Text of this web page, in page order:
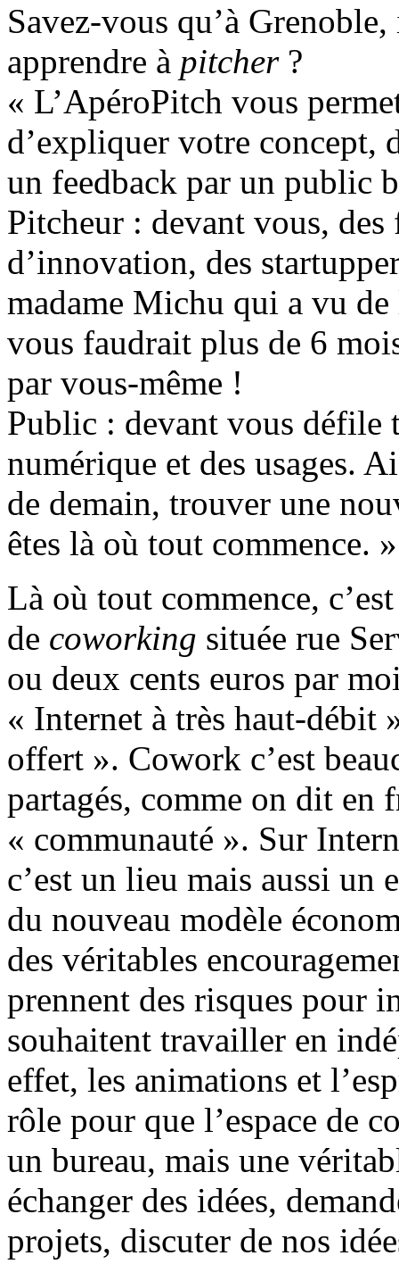
Savez-vous qu’à
apprendre à pitcher?
« L’ApéroPitch vous
d’expliquer votre concept,
un feedback par un public
Pitcheur : devant vous, des
d’innovation, des
madame Michu qui a vu
vous faudrait plus de 6
par vous-même !
Public : devant vous défile
numérique et des usages.
de demain, trouver une
êtes là où tout commence. »
Là où tout commence,
de coworking située rue
ou deux cents euros par
« Internet à très haut-débit
offert ». Cowork c’est
partagés, comme on dit en
« communauté ». Sur
c’est un lieu mais aussi un
du nouveau modèle
des véritables
prennent des risques pour
souhaitent travailler en
effet, les animations et
rôle pour que l’espace de
un bureau, mais une
échanger des idées,
projets, discuter de nos